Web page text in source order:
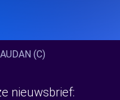
(C)
nieuwsbrief: